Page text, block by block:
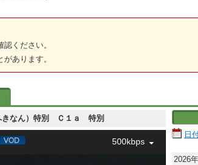
認ください。
あります。
きなん）特別 Ｃ１ａ 特別
500kbps
日
2026